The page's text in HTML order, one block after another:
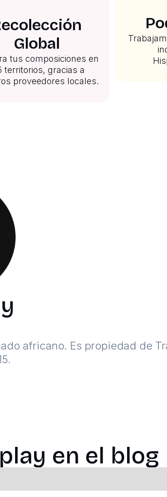
Global
tus composiciones en
territorios, gracias a
proveedores locales.
africano. Es propiedad de
en el blog